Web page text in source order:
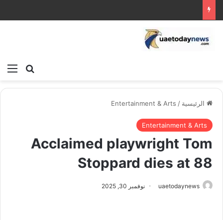
بحث
الرئيسية /
Entertainment & Arts
Entertainment & Arts
Acclaimed playwright Tom
Stoppard dies at 88
uaetodaynews نوفمبر 30, 2025